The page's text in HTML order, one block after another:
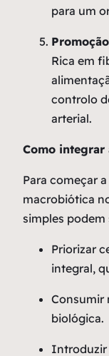
para um
Rica em
controlo
arterial.
Como
Para começar
macrobiótica
simples podem
Priorizar
integral,
Consumir
biológica.
Introduzir